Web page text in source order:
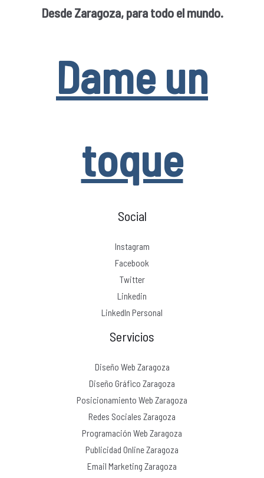
Desde Zaragoza, para todo el mundo.
Dame un
toque
Social
Instagram
Facebook
Twitter
Linkedin
LinkedIn Personal
Servicios
Diseño Web Zaragoza
Diseño Gráfico Zaragoza
Posicionamiento Web Zaragoza
Redes Sociales Zaragoza
Programación Web Zaragoza
Publicidad Online Zaragoza
Email Marketing Zaragoza